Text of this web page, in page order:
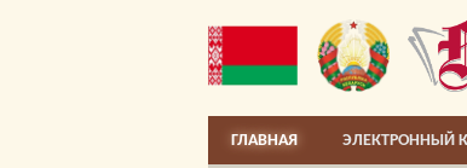
ГЛАВНАЯ ЭЛЕКТРОННЫЙ